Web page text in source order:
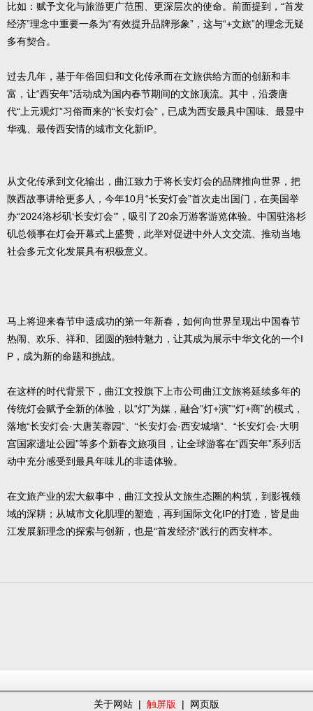
比如：赋予文化与旅游更广范围、更深层次的使命。前面提到，“首发
经济”理念中重要一条为“有效提升品牌形象”，这与“+文旅”的理念无疑
多有契合。
过去几年，基于年俗回归和文化传承而在文旅供给方面的创新和丰
富，让“西安年”活动成为国内春节期间的文旅顶流。其中，沿袭唐
代“上元观灯”习俗而来的“长安灯会”，已成为西安最具中国味、最显中
华魂、最传西安情的城市文化新IP。
从文化传承到文化输出，曲江致力于将长安灯会的品牌推向世界，把
陕西故事讲给更多人，今年10月“长安灯会”首次走出国门，在美国举
办“2024洛杉矶‘长安灯会’”，吸引了20余万游客游览体验。中国驻洛杉
矶总领事在灯会开幕式上盛赞，此举对促进中外人文交流、推动当地
社会多元文化发展具有积极意义。
马上将迎来春节申遗成功的第一年新春，如何向世界呈现出中国春节
热闹、欢乐、祥和、团圆的独特魅力，让其成为展示中华文化的一个I
P，成为新的命题和挑战。
在这样的时代背景下，曲江文投旗下上市公司曲江文旅将延续多年的
传统灯会赋予全新的体验，以“灯”为媒，融合“灯+演”“灯+商”的模式，
落地“长安灯会·大唐芙蓉园”、“长安灯会·西安城墙”、“长安灯会·大明
宫国家遗址公园”等多个新春文旅项目，让全球游客在“西安年”系列活
动中充分感受到最具年味儿的非遗体验。
在文旅产业的宏大叙事中，曲江文投从文旅生态圈的构筑，到影视领
域的深耕；从城市文化肌理的塑造，再到国际文化IP的打造，皆是曲
江发展新理念的探索与创新，也是“首发经济”践行的西安样本。
关于网站 | 触屏版 | 网页版